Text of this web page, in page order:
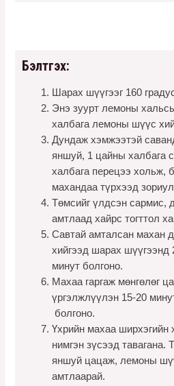
Бэлтгэх:
Шарах шүүгээг 160
Энэ зуурт лемоны
халбага лемоны шүүс
Дундаж хэмжээтэй
яншуй, 1 цайны халбага
халбага перецээ хольж,
махандаа түрхээд
Төмсийг үлдсэн сармис,
амтлаад хайрс тогттол
Савтай амталсан махан
хийгээд шарах шүүгээнд
минут болгоно.
Махаа гаргаж мөнгөлөг
үргэлжлүүлэн 15-20
болгоно.
Үхрийн махаа ширхэгийн
нимгэн зүсээд тавагана.
яншуй цацаж, лемоны
амтлаарай.